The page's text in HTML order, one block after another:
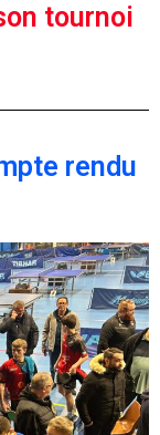
tournoi
rendu